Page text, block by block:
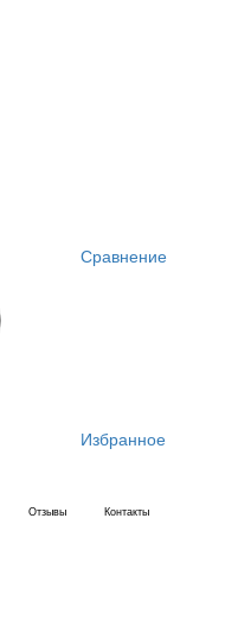
Сравнение
Избранное
Отзывы Контакты